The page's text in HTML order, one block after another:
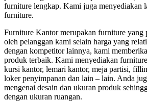
furniture lengkap. Kami juga menyediakan
furniture.
Furniture Kantor merupakan furniture yang
oleh pelanggan kami selain harga yang
dengan kompetitor lainnya, kami
produk terbaik. Kami menyediakan
kursi kantor, lemari kantor, meja partisi,
loker penyimpanan dan lain – lain. Anda
mengenai desain dan ukuran produk
dengan ukuran ruangan.